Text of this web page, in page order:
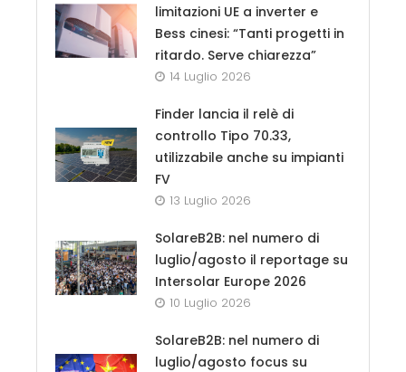
limitazioni UE a inverter e
Bess cinesi: “Tanti progetti in
ritardo. Serve chiarezza”
14 Luglio 2026
Finder lancia il relè di
controllo Tipo 70.33,
utilizzabile anche su impianti
FV
13 Luglio 2026
SolareB2B: nel numero di
luglio/agosto il reportage su
Intersolar Europe 2026
10 Luglio 2026
SolareB2B: nel numero di
luglio/agosto focus su